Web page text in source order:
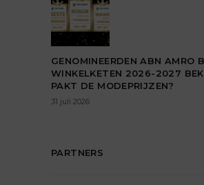
GENOMINEERDEN ABN AMRO
WINKELKETEN 2026-2027
PAKT DE MODEPRIJZEN?
31 juli 2026
PARTNERS